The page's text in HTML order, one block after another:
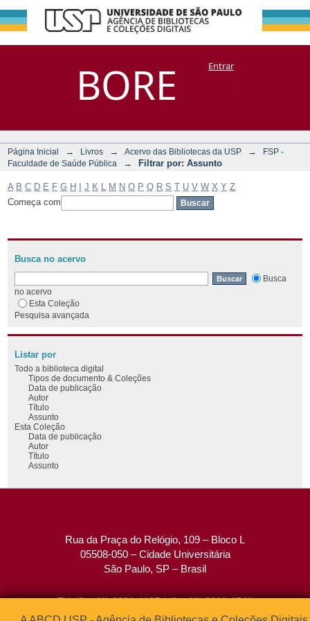
BORE
Filtrar por:
Assunto
DSpace/Manakin + CoriscoEntrar
Página Inicial → Livros → Acervo das Bibliotecas da USP →
FSP -
Faculdade de Saúde Pública
→ Filtrar por: Assunto
A B C D E F G H J K M N O P Q R S T U V W X Y Z
Começa com
Busca no acervo
Busca
no acervo
Esta Coleção
Pesquisa avançada
Listar por
Todo a biblioteca digital
Tipos de documento & Coleções
Data de publicação
Autor
Título
Assunto
Esta Coleção
Data de publicação
Autor
Título
Assunto
Rua da Praça do Relógio, 109 – Bloco L
05508-050 – Cidade Universitária
São Paulo, SP – Brasil
Tel: (0xx11) 3091-4195 / (0xx11) 3091-1541
Fax: (0xx11) 3091-1567